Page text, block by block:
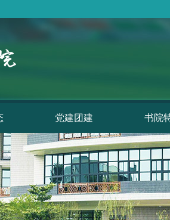
党建团建 书院